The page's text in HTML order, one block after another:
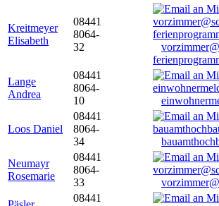
Kreitmeyer
Elisabeth
08441
8064-
32
Lange
Andrea
08441
8064-
10
Loos Daniel
08441
8064-
34
Neumayr
Rosemarie
08441
8064-
33
08441